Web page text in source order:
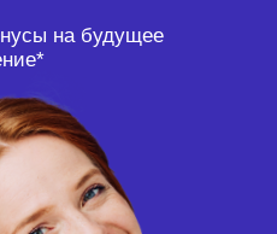
на будущее